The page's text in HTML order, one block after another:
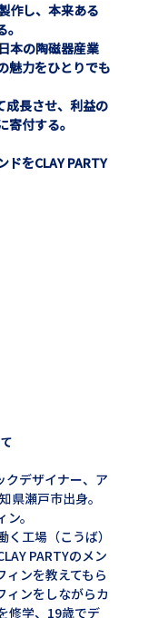
作し、本来ある
本の陶磁器産業
魅力をひとりでも
成長させ、利益の
付する。
をCLAY PARTY
クデザイナー、ア
県瀬戸市出身。
。
工場（こうば）
PARTYのメン
ィンを教えてもら
ィンをしながらカ
修学、19歳でデ